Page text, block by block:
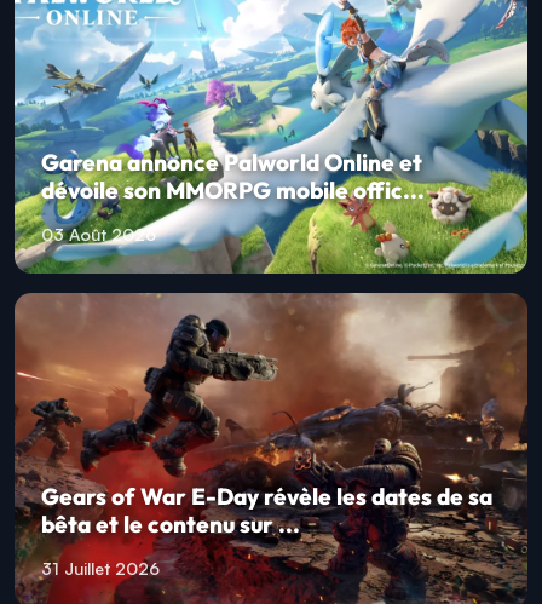
Garena annonce Palworld Online et
dévoile son MMORPG mobile offic...
03 Août 2026
Gears of War E-Day révèle les dates de sa
bêta et le contenu sur ...
31 Juillet 2026